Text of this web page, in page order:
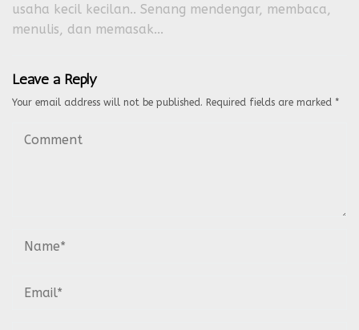
usaha kecil kecilan.. Senang mendengar, membaca,
menulis, dan memasak...
Leave a Reply
Your email address will not be published. Required fields are marked *